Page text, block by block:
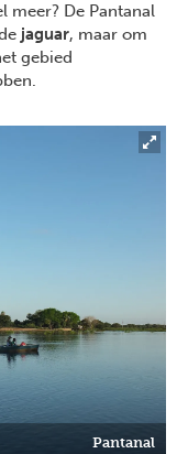
meer? De Pantanal
jaguar, maar om
gebied
Pantanal